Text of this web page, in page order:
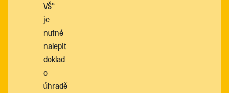
VŠ“
je
nutné
nalepit
doklad
o
úhradě